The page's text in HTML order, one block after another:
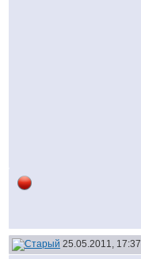
25.05.2011, 17:37